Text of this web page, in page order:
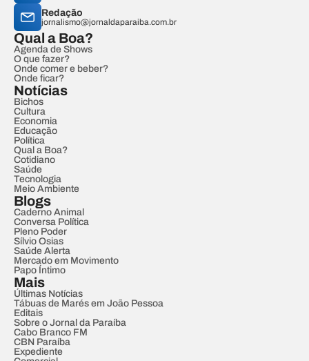
Redação
jornalismo@jornaldaparaiba.com.br
Qual a Boa?
Agenda de Shows
O que fazer?
Onde comer e beber?
Onde ficar?
Notícias
Bichos
Cultura
Economia
Educação
Política
Qual a Boa?
Cotidiano
Saúde
Tecnologia
Meio Ambiente
Blogs
Caderno Animal
Conversa Política
Pleno Poder
Sílvio Osias
Saúde Alerta
Mercado em Movimento
Papo Íntimo
Mais
Últimas Notícias
Tábuas de Marés em João Pessoa
Editais
Sobre o Jornal da Paraíba
Cabo Branco FM
CBN Paraíba
Expediente